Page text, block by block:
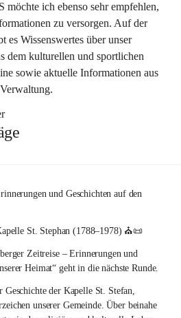
ich ebenso sehr empfehlen,
zu versorgen. Auf der
es Wissenswertes über unser
dem kulturellen und sportlichen
sowie aktuelle Informationen aus
und Geschichten auf den
St. Stephan (1788–1978) ⛪📜
Zeitreise – Erinnerungen und
Heimat“ geht in die nächste Runde.
der Kapelle St. Stefan,
unserer Gemeinde. Über beinahe